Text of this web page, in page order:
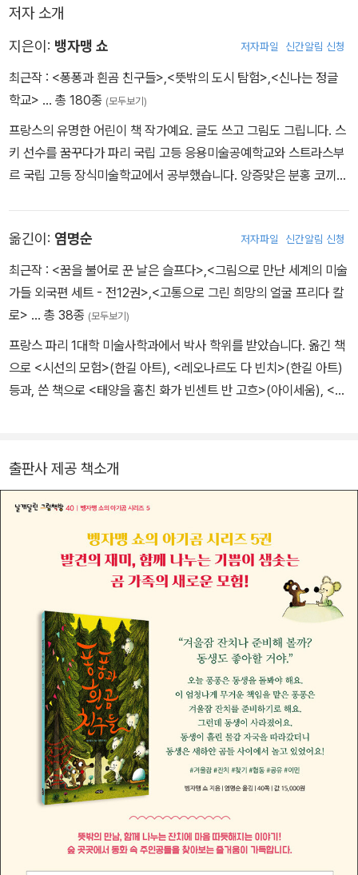
라푼젤, 빨간 모자 등 작가가 숲 곳곳에 숨겨 놓은 옛이야기 주인공들
기고 나면, 자연스레 돌봄, 협동, 공유에 대한 이야기를 나눌 수 있다.
저자 소개
지은이: 뱅자맹 쇼 저자파일 신간알림 신청
최근작 : <퐁퐁과 흰곰 친구들>,<뜻밖의 도시 탐험>,<신나는 정글
학교> … 총 180종 (모두보기)
프랑스의 유명한 어린이 책 작가예요. 글도 쓰고 그림도 그립니다. 스
키 선수를 꿈꾸다가 파리 국립 고등 응용미술공예학교와 스트라스부
르 국립 고등 장식미술학교에서 공부했습니다. 앙증맞은 분홍 코끼리
의 노래』를 비롯해 다양한 작품이 여러 나라 말로 옮겨져 세계적으로
사랑받고 있답니다. 2013년에는 문화예술공로훈장 슈발리에를, 201
4년에는 미국의 일러스트레이터협회 금메달을 받았으며, 여러 차례
아스트리드린드그렌추모상 후보에 올랐습니다. 아주 작은 부분까지
다. 리듬감 있고 유머러스한 선들은 박물관의 신성함을 넘어서고자
하는 『지구 박물관 여행』과 딱 들어맞지요. 페이스북 @benjamin.c
haud.1
옮긴이: 염명순 저자파일 신간알림 신청
최근작 : <꿈을 불어로 꾼 날은 슬프다>,<그림으로 만난 세계의 미술
가들 외국편 세트 - 전12권>,<고통으로 그린 희망의 얼굴 프리다 칼
로> … 총 38종 (모두보기)
프랑스 파리 1대학 미술사학과에서 박사 학위를 받았습니다. 옮긴 책
으로 <시선의 모험>(한길 아트), <레오나르도 다 빈치>(한길 아트)
등과, 쓴 책으로 <태양을 훔친 화가 빈센트 반 고흐>(아이세움), <마
출판사 제공 책소개